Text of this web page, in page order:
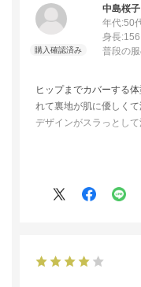
中島桜子
年代:50
身長:
普段の
ヒップまでカバーする
れて裏地が肌に優しく
デザインがスラっとし
らでも似合い、ずっと
幸運でした。